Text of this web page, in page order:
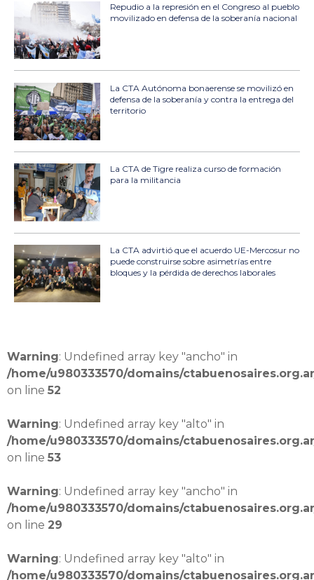
Repudio a la represión en el Congreso al pueblo
movilizado en defensa de la soberanía nacional
La CTA Autónoma bonaerense se movilizó en
defensa de la soberanía y contra la entrega del
territorio
La CTA de Tigre realiza curso de formación
para la militancia
La CTA advirtió que el acuerdo UE-Mercosur no
puede construirse sobre asimetrías entre
bloques y la pérdida de derechos laborales
Warning: Undefined array key "ancho" in
/home/u980333570/domains/
on line 52
Warning: Undefined array key "alto" in
/home/u980333570/domains/
on line 53
Warning: Undefined array key "ancho" in
/home/u980333570/domains/
on line 29
Warning: Undefined array key "alto" in
/home/u980333570/domains/